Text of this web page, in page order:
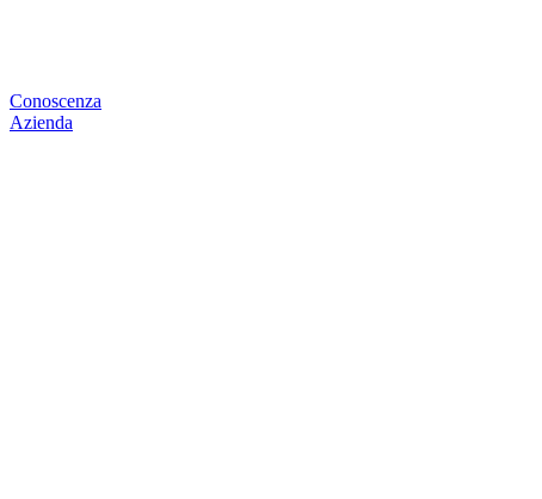
Conoscenza
Azienda